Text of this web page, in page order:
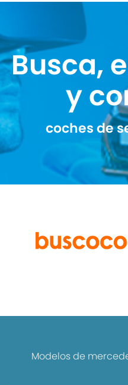
Busca,
y
coches de
Modelos de